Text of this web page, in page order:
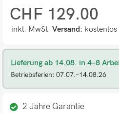
CHF 129.00
inkl. MwSt. Versand: kostenlos
Lieferung ab 14.08. in 4–8
Betriebsferien: 07.07.–14.08.26
2 Jahre Garantie